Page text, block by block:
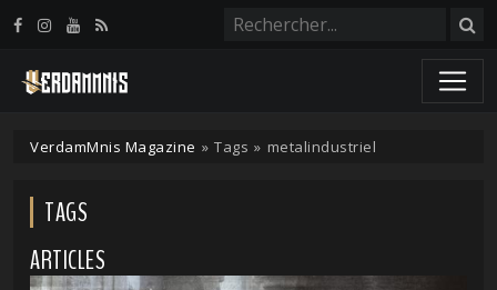
VerdamMnis Magazine » Tags » metalindustriel
TAGS
ARTICLES
Panneau de gestion des cookies